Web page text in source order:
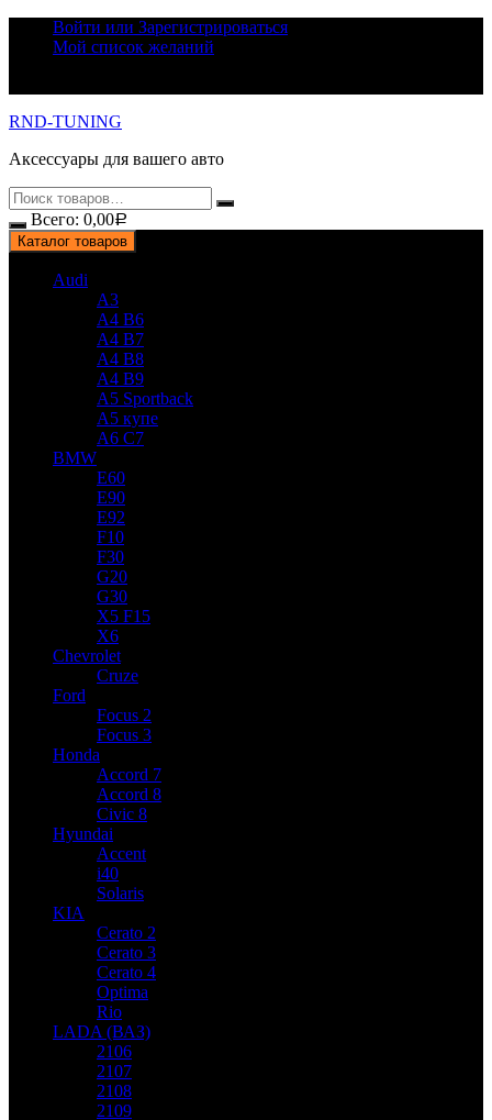
ПерейтиВойти или Зарегистрироваться
Мой список желаний
RND-TUNING
Аксессуары для вашего авто
Всего: 0,00Р
Каталог товаров
Audi
A3
A4 B6
A4 B7
A4 B8
A4 B9
A5 Sportback
A5 купе
A6 C7
BMW
E60
E90
E92
F10
F30
G20
G30
X5 F15
X6
Chevrolet
Cruze
Ford
Focus 2
Focus 3
Honda
Accord 7
Accord 8
Civic 8
Hyundai
Accent
i40
Solaris
KIA
Cerato 2
Cerato 3
Cerato 4
Optima
Rio
LADA (ВАЗ)
2106
2107
2108
2109